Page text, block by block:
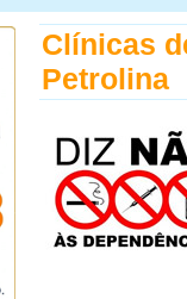
Clínicas
Petrolina